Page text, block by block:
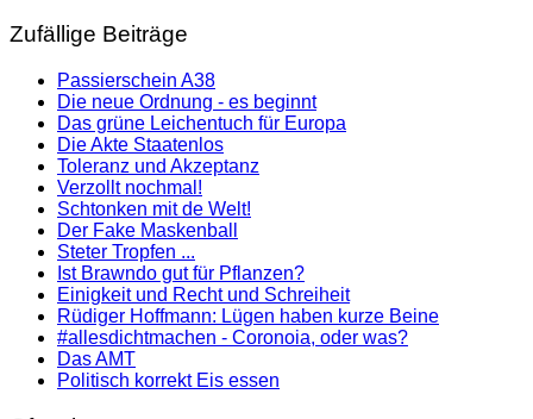
Zufällige Beiträge
Passierschein A38
Die neue Ordnung - es beginnt
Das grüne Leichentuch für Europa
Die Akte Staatenlos
Toleranz und Akzeptanz
Verzollt nochmal!
Schtonken mit de Welt!
Der Fake Maskenball
Steter Tropfen ...
Ist Brawndo gut für Pflanzen?
Einigkeit und Recht und Schreiheit
Rüdiger Hoffmann: Lügen haben kurze Beine
#allesdichtmachen - Coronoia, oder was?
Das AMT
Politisch korrekt Eis essen